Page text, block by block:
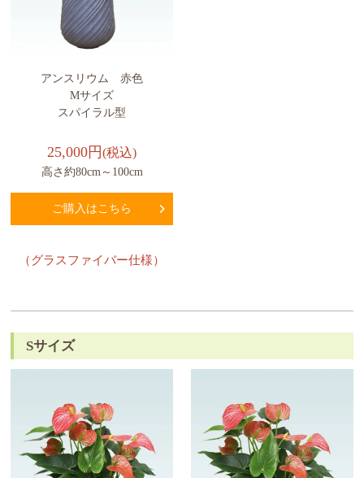
アンスリウム 赤色
Mサイズ
スパイラル型
25,000円(税込)
高さ約80cm～100cm
ご購入はこちら
（グラスファイバー仕様）
Sサイズ